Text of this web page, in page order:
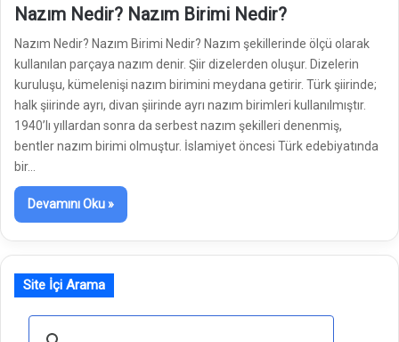
Nazım Nedir? Nazım Birimi Nedir?
Nazım Nedir? Nazım Birimi Nedir? Nazım şekillerinde ölçü olarak
kullanılan parçaya nazım denir. Şiir dizelerden oluşur. Dizelerin
kuruluşu, kümelenişi nazım birimini meydana getirir. Türk şiirinde;
halk şiirinde ayrı, divan şiirinde ayrı nazım birimleri kullanılmıştır.
1940’lı yıllardan sonra da serbest nazım şekilleri denenmiş,
bentler nazım birimi olmuştur. İslamiyet öncesi Türk edebiyatında
bir…
Devamını Oku »
Site İçi Arama